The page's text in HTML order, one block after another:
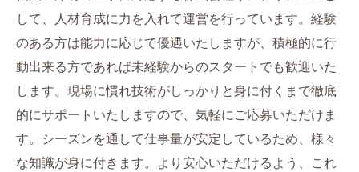
して、人材育成に力を入れて運営を行っています。経験
のある方は能力に応じて優遇いたしますが、積極的に行
動出来る方であれば未経験からのスタートでも歓迎いた
します。現場に慣れ技術がしっかりと身に付くまで徹底
的にサポートいたしますので、気軽にご応募いただけま
す。シーズンを通して仕事量が安定しているため、様々
な知識が身に付きます。より安心いただけるよう、これ